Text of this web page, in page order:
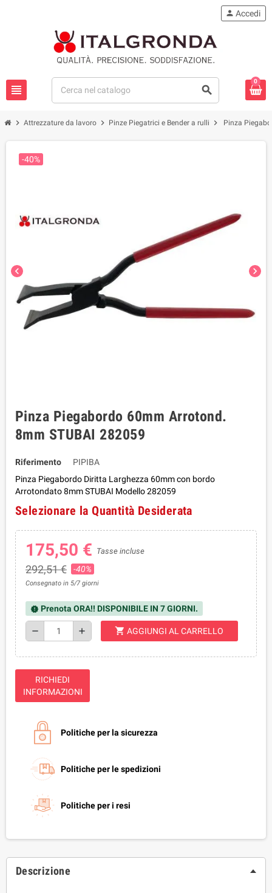
view_headline search
person Accedi
0
chevron_right Attrezzature da lavoro chevron_right Pinze Piegatrici e Bender a rulli chevron_right Pinza
chevron_left chevron_right
-40%
Pinza Piegabordo 60mm Arrotond.
8mm STUBAI 282059
Riferimento
PIPIBA
Pinza Piegabordo Diritta Larghezza 60mm con bordo
Arrotondato 8mm STUBAI Modello 282059
Selezionare la Quantità Desiderata
175,50 € Tasse incluse
292,51 € -40%
Consegnato in 5/7 giorni
new_releases Prenota ORA!! DISPONIBILE IN 7 GIORNI.
remove add shopping_cart AGGIUNGI AL CARRELLO
RICHIEDI
INFORMAZIONI
Politiche per la sicurezza
Politiche per le spedizioni
Politiche per i resi
Descrizione